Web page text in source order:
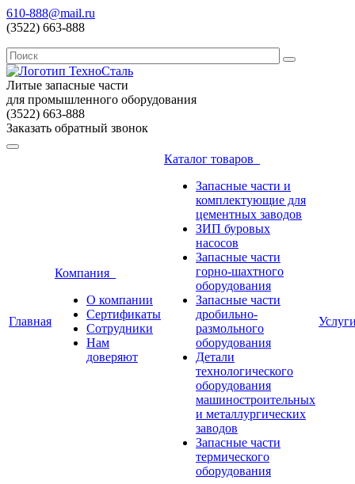
610-888@mail.ru
(3522) 663-888
Литые запасные части
для промышленного оборудования
(3522) 663-888
Заказать обратный звонок
Главная
Компания
О компании
Сертификаты
Сотрудники
Нам
доверяют
Каталог товаров
Запасные части и
комплектующие для
цементных заводов
ЗИП буровых
насосов
Запасные части
горно-шахтного
оборудования
Запасные части
дробильно-
размольного
оборудования
Детали
технологического
оборудования
машиностроительных
и металлургических
заводов
Запасные части
термического
оборудования